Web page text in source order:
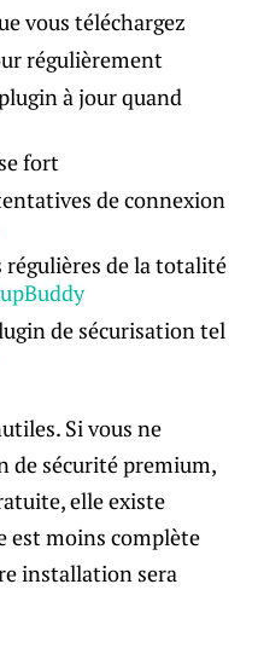
vous téléchargez
régulièrement
à jour quand
fort
de connexion
régulières de la totalité
de sécurisation tel
Si vous ne
de sécurité premium,
elle existe
est moins complète
installation sera